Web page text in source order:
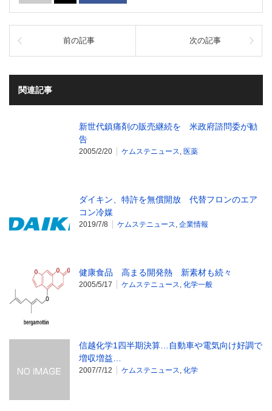
前の記事 次の記事
関連記事
新世代鎮痛剤の販売継続を 米政府諮問委が勧
告
2005/2/20 ケムステニュース, 医薬
ダイキン、特許を無償開放 代替フロンのエア
コン冷媒
2019/7/8 ケムステニュース, 企業情報
健康食品 高まる開発熱 新素材も続々
2005/5/17 ケムステニュース, 化学一般
信越化学1四半期決算…自動車や電気向け好調で
増収増益…
2007/7/12 ケムステニュース, 化学